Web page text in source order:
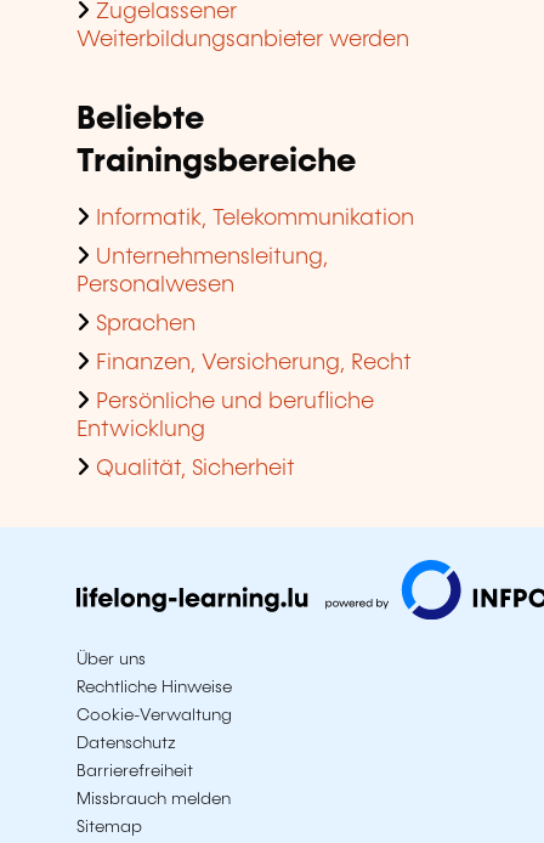
Zugelassener
Weiterbildungsanbieter werden
Beliebte
Trainingsbereiche
Informatik, Telekommunikation
Unternehmensleitung,
Personalwesen
Sprachen
Finanzen, Versicherung, Recht
Persönliche und berufliche
Entwicklung
Qualität, Sicherheit
Über uns
Rechtliche Hinweise
Cookie-Verwaltung
Datenschutz
Barrierefreiheit
Missbrauch melden
Sitemap